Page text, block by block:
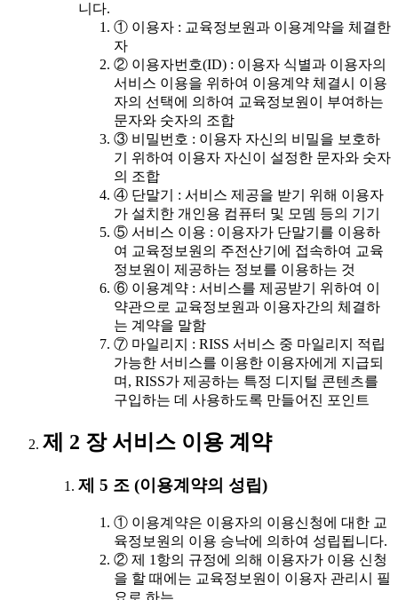
니다.
① 이용자 : 교육정보원과 이용계약을 체결한
자
② 이용자번호(ID) : 이용자 식별과 이용자의
서비스 이용을 위하여 이용계약 체결시 이용
자의 선택에 의하여 교육정보원이 부여하는
문자와 숫자의 조합
③ 비밀번호 : 이용자 자신의 비밀을 보호하
기 위하여 이용자 자신이 설정한 문자와 숫자
의 조합
④ 단말기 : 서비스 제공을 받기 위해 이용자
가 설치한 개인용 컴퓨터 및 모뎀 등의 기기
⑤ 서비스 이용 : 이용자가 단말기를 이용하
여 교육정보원의 주전산기에 접속하여 교육
정보원이 제공하는 정보를 이용하는 것
⑥ 이용계약 : 서비스를 제공받기 위하여 이
약관으로 교육정보원과 이용자간의 체결하
는 계약을 말함
⑦ 마일리지 : RISS 서비스 중 마일리지 적립
가능한 서비스를 이용한 이용자에게 지급되
며, RISS가 제공하는 특정 디지털 콘텐츠를
구입하는 데 사용하도록 만들어진 포인트
제 2 장 서비스 이용 계약
제 5 조 (이용계약의 성립)
① 이용계약은 이용자의 이용신청에 대한 교
육정보원의 이용 승낙에 의하여 성립됩니다.
② 제 1항의 규정에 의해 이용자가 이용 신청
을 할 때에는 교육정보원이 이용자 관리시 필
요로 하는